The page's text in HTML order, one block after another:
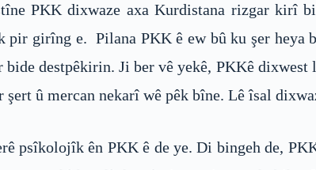
PKK dixwaze axa Kurdistana rizgar kirî
girîng e. Pilana PKK ê ew bû ku şer
destpêkirin. Ji ber vê yekê, PKKê
şert û mercan nekarî wê pêk bîne. Lê îsal
psîkolojîk ên PKK ê de ye. Di bingeh de,